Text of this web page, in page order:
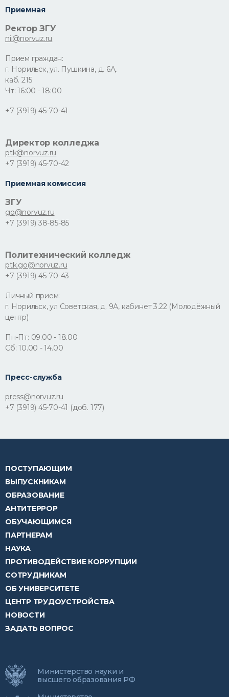
Приемная
Ректор ЗГУ
nii@norvuz.ru
Прием граждан:
г. Норильск, ул. Пушкина, д. 6А,
каб. 215
Чт: 16:00 - 18:00
+7 (3919) 45-70-41
Директор колледжа
ptk@norvuz.ru
+7 (3919) 45-70-42
Приемная комиссия
ЗГУ
go@norvuz.ru
+7 (3919) 38-85-85
Политехнический колледж
ptk.go@norvuz.ru
+7 (3919) 45-70-43
Личный прием:
г. Норильск, ул Советская, д. 9А, кабинет 3.22 (Молодёжный
центр)
Пн-Пт: 09.00 - 18.00
Сб: 10.00 - 14.00
Пресс-служба
press@norvuz.ru
+7 (3919) 45-70-41 (доб. 177)
ПОСТУПАЮЩИМ
ВЫПУСКНИКАМ
ОБРАЗОВАНИЕ
АНТИТЕРРОР
ОБУЧАЮЩИМСЯ
ПАРТНЕРАМ
НАУКА
ПРОТИВОДЕЙСТВИЕ КОРРУПЦИИ
СОТРУДНИКАМ
ОБ УНИВЕРСИТЕТЕ
ЦЕНТР ТРУДОУСТРОЙСТВА
НОВОСТИ
ЗАДАТЬ ВОПРОС
Министерство науки и
высшего образования РФ